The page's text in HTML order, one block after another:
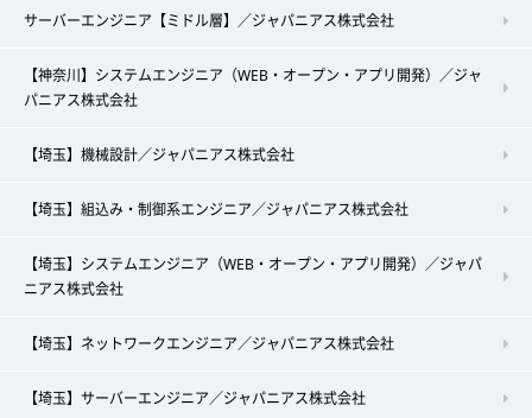
サーバーエンジニア【ミドル層】／ジャパニアス株式会社
【神奈川】システムエンジニア（WEB・オープン・アプリ開発）／ジャ
パニアス株式会社
【埼玉】機械設計／ジャパニアス株式会社
【埼玉】組込み・制御系エンジニア／ジャパニアス株式会社
【埼玉】システムエンジニア（WEB・オープン・アプリ開発）／ジャパ
ニアス株式会社
【埼玉】ネットワークエンジニア／ジャパニアス株式会社
【埼玉】サーバーエンジニア／ジャパニアス株式会社